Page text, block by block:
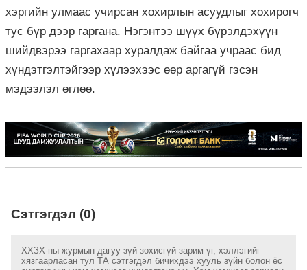
хэргийн улмаас учирсан хохирлын асуудлыг хохирогч
тус бүр дээр гаргана. Нэгэнтээ шүүх бүрэлдэхүүн
шийдвэрээ гаргахаар хуралдаж байгаа учраас бид
хүндэтгэлтэйгээр хүлээхээс өөр аргагүй гэсэн
мэдээлэл өглөө.
Сэтгэгдэл (0)
ХХЗХ-ны журмын дагуу зүй зохисгүй зарим үг, хэллэгийг
хязгаарласан тул ТА сэтгэгдэл бичихдээ хууль зүйн болон ёс